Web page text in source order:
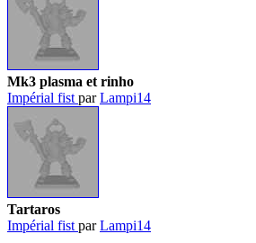
Mk3 plasma et rinho
Impérial fist parLampi14
Tartaros
Impérial fist parLampi14